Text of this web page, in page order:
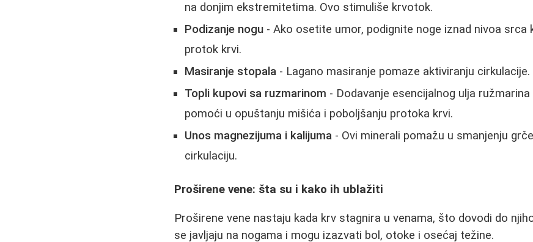
na donjim ekstremitetima. Ovo stimuliše krvotok.
Podizanje nogu - Ako osetite umor, podignite noge iznad nivoa srca
protok krvi.
Masiranje stopala - Lagano masiranje pomaze aktiviranju cirkulacije.
Topli kupovi sa ruzmarinom - Dodavanje esencijalnog ulja
pomoći u opuštanju mišića i poboljšanju protoka krvi.
Unos magnezijuma i kalijuma - Ovi minerali pomažu u smanjenju
cirkulaciju.
Proširene vene: šta su i kako ih ublažiti
Proširene vene nastaju kada krv stagnira u venama, što dovodi do
se javljaju na nogama i mogu izazvati bol, otoke i osećaj težine.